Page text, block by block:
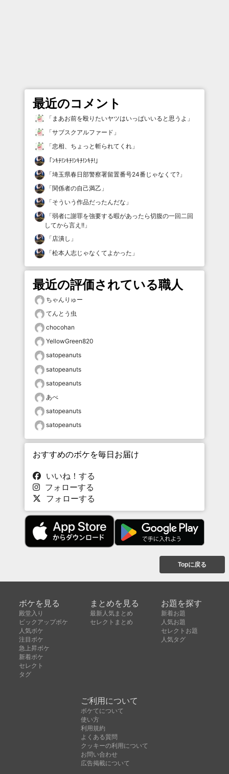
最近のコメント
「 まあお前を殴りたいヤツはいっぱいいると思うよ 」
「サブスクアルファード 」
「忠相、ちょっと斬られてくれ 」
「ﾝｷﾁ!ﾝｷﾁ!ﾝｷﾁ!ﾝｷﾁ! 」
「埼玉県春日部警察署留置番号24番じゃなくて? 」
「関係者の自己満乙 」
「そういう作品だったんだな 」
「弱者に謝罪を強要する暇があったら切腹の一回二回
してから言え!! 」
「店潰し 」
「松本人志じゃなくてよかった 」
最近の評価されている職人
ちゃんりゅー
てんとう虫
chocohan
YellowGreen820
satopeanuts
satopeanuts
satopeanuts
あべ
satopeanuts
satopeanuts
おすすめのボケを毎日お届け
いいね！する
フォローする
フォローする
Topに戻る
ボケを見る
殿堂入り
ピックアップボケ
人気ボケ
注目ボケ
急上昇ボケ
新着ボケ
セレクト
タグ
まとめを見る
最新人気まとめ
セレクトまとめ
お題を探す
新着お題
人気お題
セレクトお題
人気タグ
ご利用について
ボケてについて
使い方
利用規約
よくある質問
クッキーの利用について
お問い合わせ
広告掲載について